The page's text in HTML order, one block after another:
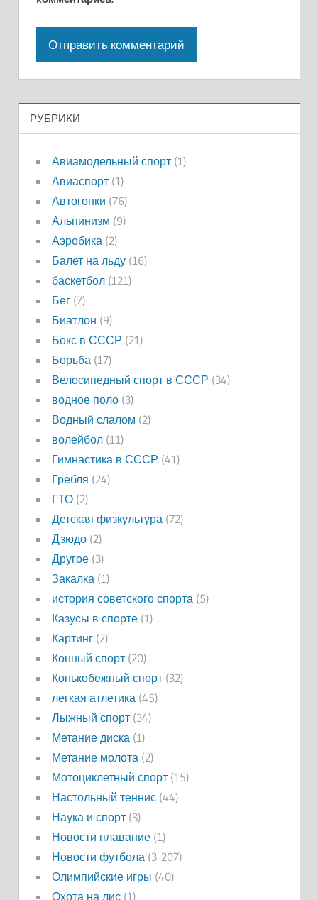
РУБРИКИ
Авиамодельный спорт(1)
Авиаспорт(1)
Автогонки (76)
Альпинизм (9)
Аэробика(2)
Балет на льду(16)
баскетбол(121)
Бег(7)
Биатлон (9)
Бокс в СССР (21)
Борьба(17)
Велосипедный спорт в СССР (34)
водное поло(3)
Водный слалом (2)
волейбол(11)
Гимнастика в СССР (41)
Гребля (24)
ГТО(2)
Детская физкультура(72)
Дзюдо(2)
Другое(3)
Закалка(1)
история советского спорта(5)
Казусы в спорте(1)
Картинг(2)
Конный спорт(20)
Конькобежный спорт(32)
легкая атлетика(45)
Лыжный спорт(34)
Метание диска(1)
Метание молота(2)
Мотоциклетный спорт(15)
Настольный теннис(44)
Наука и спорт(3)
Новости плавание(1)
Новости футбола(3 207)
Олимпийские игры (40)
Охота на лис(1)